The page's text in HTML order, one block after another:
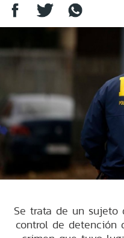
Se trata de un sujeto
control de detención